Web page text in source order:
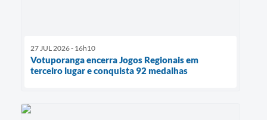
27 JUL 2026 - 16h10
Votuporanga encerra Jogos Regionais em
terceiro lugar e conquista 92 medalhas